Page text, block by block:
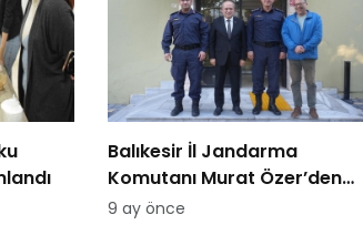
Balıkesir İl Jandarma
Komutanı Murat Özer’den
Edremit Ticaret Odasına
9 ay önce